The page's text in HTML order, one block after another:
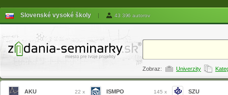
Slovenské vysoké školy | 43 396 autorov
Zobraz: Univerzity
AKU 22 x ISMPO 145 x
SZU